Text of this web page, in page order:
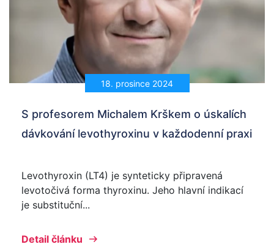
18. prosince 2024
S profesorem Michalem Krškem o úskalích
dávkování levothyroxinu v každodenní praxi
Levothyroxin (LT4) je synteticky připravená
levotočivá forma thyroxinu. Jeho hlavní indikací
je substituční...
Detail článku